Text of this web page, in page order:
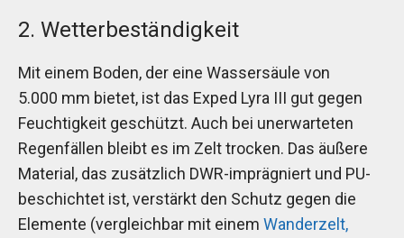
2. Wetterbeständigkeit
Mit einem Boden, der eine Wassersäule von
5.000 mm bietet, ist das Exped Lyra III gut gegen
Feuchtigkeit geschützt. Auch bei unerwarteten
Regenfällen bleibt es im Zelt trocken. Das äußere
Material, das zusätzlich DWR-imprägniert und PU-
beschichtet ist, verstärkt den Schutz gegen die
Elemente (vergleichbar mit einem Wanderzelt,